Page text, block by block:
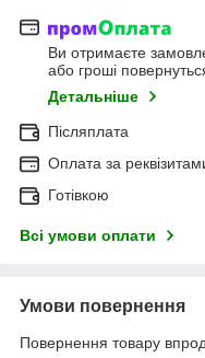
Ви отримаєте
або гроші
Детальніше
Післяплата
Оплата за
Готівкою
Всі умови оплати
Умови повернення
Повернення товару